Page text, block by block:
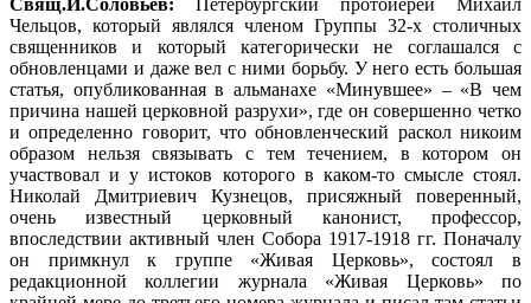
Свящ.И.Соловьев: Петербургский протоиерей Михаил
Чельцов, который являлся членом Группы 32-х столичных
священников и который категорически не соглашался с
обновленцами и даже вел с ними борьбу. У него есть большая
статья, опубликованная в альманахе «Минувшее» – «В чем
причина нашей церковной разрухи», где он совершенно четко
и определенно говорит, что обновленческий раскол никоим
образом нельзя связывать с тем течением, в котором он
участвовал и у истоков которого в каком-то смысле стоял.
Николай Дмитриевич Кузнецов, присяжный поверенный,
очень известный церковный канонист, профессор,
впоследствии активный член Собора 1917-1918 гг. Поначалу
он примкнул к группе «Живая Церковь», состоял в
редакционной коллегии журнала «Живая Церковь» по